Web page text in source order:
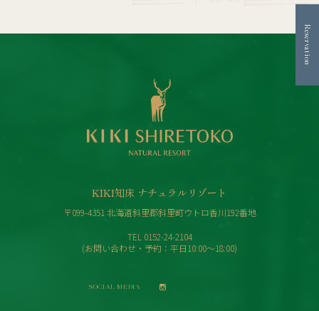
Reservation
KIKI知床 ナチュラルリゾート
〒099-4351 北海道斜里郡斜里町ウトロ香川192番地
TEL 0152-24-2104
(お問い合わせ・予約：平日10:00〜18:00)
SOCIAL MEDIA